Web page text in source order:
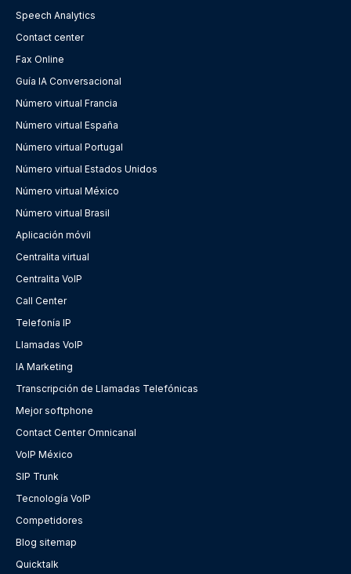
Speech Analytics
Contact center
Fax Online
Guía IA Conversacional
Número virtual Francia
Número virtual España
Número virtual Portugal
Número virtual Estados Unidos
Número virtual México
Número virtual Brasil
Aplicación móvil
Centralita virtual
Centralita VoIP
Call Center
Telefonía IP
Llamadas VoIP
IA Marketing
Transcripción de Llamadas Telefónicas
Mejor softphone
Contact Center Omnicanal
VoIP México
SIP Trunk
Tecnología VoIP
Competidores
Blog sitemap
Quicktalk